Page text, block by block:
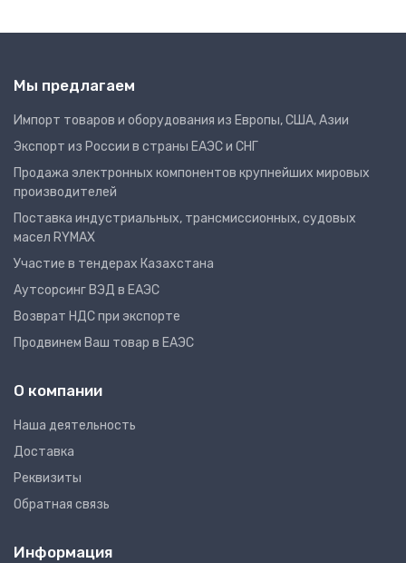
Мы предлагаем
Импорт товаров и оборудования из Европы, США, Азии
Экспорт из России в страны ЕАЭС и СНГ
Продажа электронных компонентов крупнейших мировых
производителей
Поставка индустриальных, трансмиссионных, судовых
масел RYMAX
Участие в тендерах Казахстана
Аутсорсинг ВЭД в ЕАЭС
Возврат НДС при экспорте
Продвинем Ваш товар в ЕАЭС
О компании
Наша деятельность
Доставка
Реквизиты
Обратная связь
Информация